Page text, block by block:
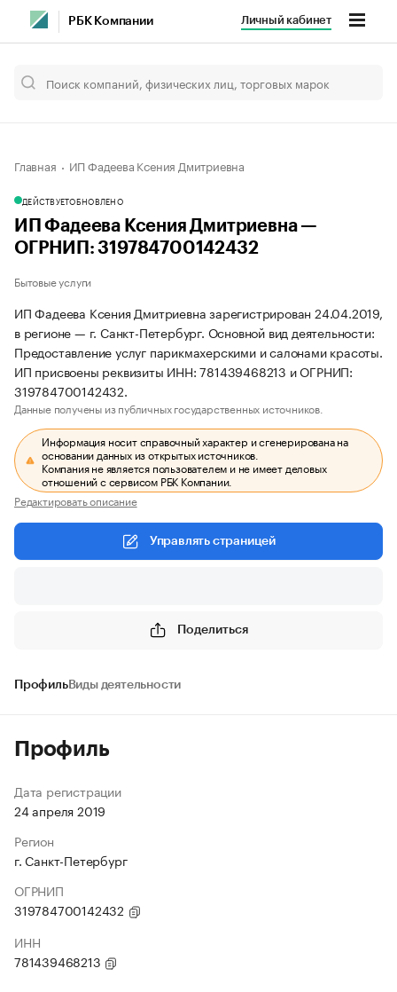
РБК Компании Личный кабинет
Главная ИП Фадеева Ксения Дмитриевна
ДЕЙСТВУЕТОБНОВЛЕНО
ИП Фадеева Ксения Дмитриевна —
ОГРНИП: 319784700142432
Бытовые услуги
ИП Фадеева Ксения Дмитриевна зарегистрирован 24.04.2019,
в регионе — г. Санкт-Петербург. Основной вид деятельности:
Предоставление услуг парикмахерскими и салонами красоты.
ИП присвоены реквизиты ИНН: 781439468213 и ОГРНИП:
319784700142432.
Данные получены из публичных государственных источников.
Информация носит справочный характер и сгенерирована на
основании данных из открытых источников.
Компания не является пользователем и не имеет деловых
отношений с сервисом РБК Компании.
Редактировать описание
Управлять страницей
Поделиться
ПрофильВиды деятельности
Профиль
Дата регистрации
24 апреля 2019
Регион
г. Санкт-Петербург
ОГРНИП
319784700142432
ИНН
781439468213